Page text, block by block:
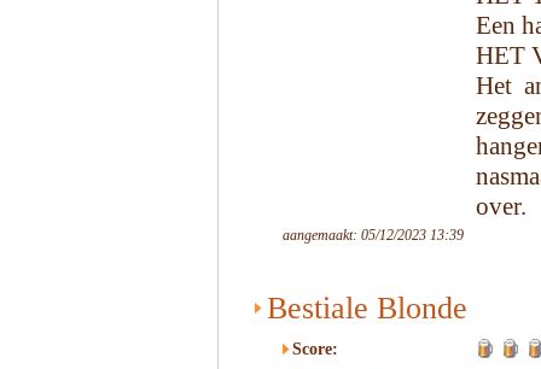
Een
HET
Het
over.
aangemaakt: 05/12/2023 13:39
Bestiale Blonde
Score: